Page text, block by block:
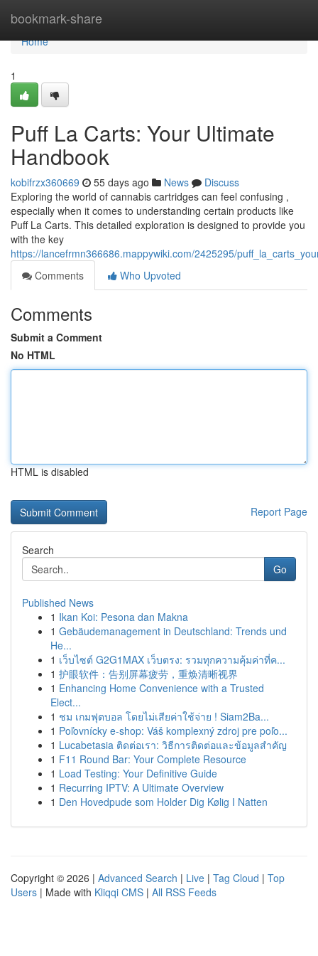
bookmark-share
Home
Home
1
Puff La Carts: Your Ultimate
Handbook
kobifrzx360669 55 days ago News
Discuss
Exploring the world of cannabis cartridges can feel confusing ,
especially when it comes to understanding certain products like
Puff La Carts. This detailed exploration is designed to provide you
with the key
https://lancefrmn366686.mappywiki.com/2425295/
Comments
Who Upvoted
Comments
Submit a Comment
No HTML
HTML is disabled
Report Page
Search
Go
Published News
1 Ikan Koi: Pesona dan Makna
1 Gebäudemanagement in Deutschland: Trends und
He...
1 เว็บไซต์ G2G1MAX เว็บตรง: รวมทุกความคุ้มค่าที่ค...
1 护眼软件：告别屏幕疲劳，重焕清晰视界
1 Enhancing Home Convenience with a Trusted
Elect...
1 ชม เกมฟุตบอล โดยไม่เสียค่าใช้จ่าย ! Siam2Ba...
1 Poľovnícky e-shop: Váš komplexný zdroj pre poľo...
1 Lucabetasia ติดต่อเรา: วิธีการติดต่อและข้อมูลสำคัญ
1 F11 Round Bar: Your Complete Resource
1 Load Testing: Your Definitive Guide
1 Recurring IPTV: A Ultimate Overview
1 Den Hovedpude som Holder Dig Kølig I Natten
Copyright © 2026 | Advanced Search | Live | Tag Cloud | Top
Users | Made with Kliqqi CMS | All RSS Feeds